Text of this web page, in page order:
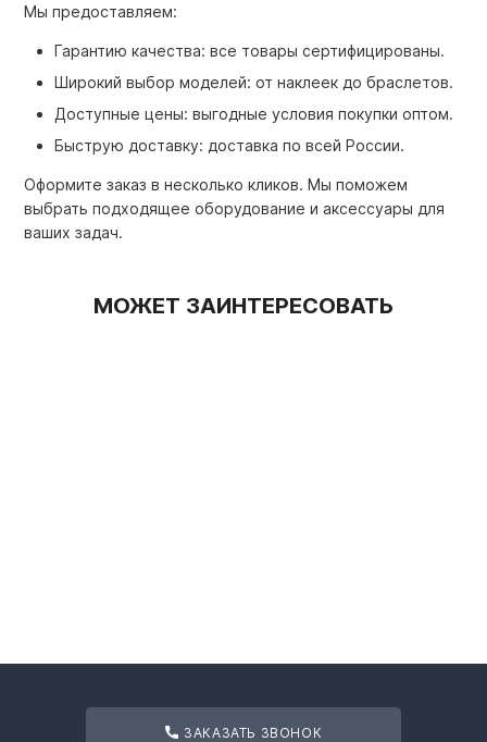
Мы предоставляем:
Гарантию качества: все товары сертифицированы.
Широкий выбор моделей: от наклеек до браслетов.
Доступные цены: выгодные условия покупки оптом.
Быструю доставку: доставка по всей России.
Оформите заказ в несколько кликов. Мы поможем
выбрать подходящее оборудование и аксессуары для
ваших задач.
МОЖЕТ ЗАИНТЕРЕСОВАТЬ
ЗАКАЗАТЬ ЗВОНОК